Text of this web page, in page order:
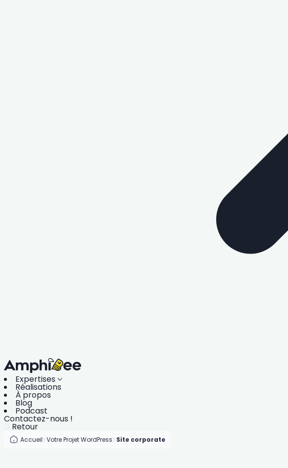
Expertises
Réalisations
À propos
Blog
Podcast
Contactez-nous !
Retour
Accueil Votre Projet WordPress Site corporate